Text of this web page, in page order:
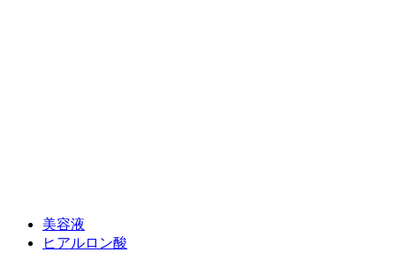
美容液
ヒアルロン酸